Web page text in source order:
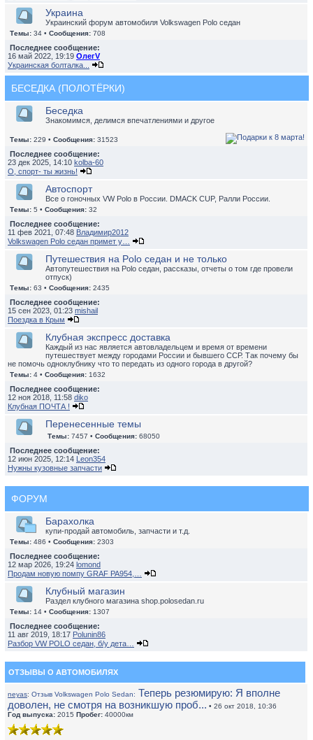
Украина
Украинский форум автомобиля Volkswagen Polo седан
Темы: 34 • Сообщения: 708
Последнее сообщение:
16 май 2022, 19:19 ОлегV
Украинская болталка...
БЕСЕДКА (ПОЛОТЁРКИ)
Беседка
Знакомимся, делимся впечатлениями и другое
Темы: 229 • Сообщения: 31523
Последнее сообщение:
23 дек 2025, 14:10 kolba-60
О, спорт- ты жизнь!
Автоспорт
Все о гоночных VW Polo в России. DMACK CUP, Ралли России.
Темы: 5 • Сообщения: 32
Последнее сообщение:
11 фев 2021, 07:48 Владимир2012
Volkswagen Polo седан примет у…
Путешествия на Polo седан и не только
Автопутешествия на Polo седан, рассказы, отчеты о том где провели
отпуск)
Темы: 63 • Сообщения: 2435
Последнее сообщение:
15 сен 2023, 01:23 mishail
Поездка в Крым
Клубная экспресс доставка
Каждый из нас является автовладельцем и время от времени
путешествует между городами России и бывшего ССР. Так почему бы
не помочь одноклубнику что то передать из одного города в другой?
Темы: 4 • Сообщения: 1632
Последнее сообщение:
12 ноя 2018, 11:58 diko
Клубная ПОЧТА !
Перенесенные темы
Темы: 7457 • Сообщения: 68050
Последнее сообщение:
12 июн 2025, 12:14 Leon354
Нужны кузовные запчасти
ФОРУМ
Барахолка
купи-продай автомобиль, запчасти и т.д.
Темы: 486 • Сообщения: 2303
Последнее сообщение:
12 мар 2026, 19:24 lomond
Продам новую помпу GRAF PA954,…
Клубный магазин
Раздел клубного магазина shop.polosedan.ru
Темы: 14 • Сообщения: 1307
Последнее сообщение:
11 авг 2019, 18:17 Polunin86
Разбор VW POLO седан, б/у дета…
ОТЗЫВЫ О АВТОМОБИЛЯХ
neyas: Отзыв Volkswagen Polo Sedan: Теперь резюмирую: Я вполне
доволен, не смотря на возникшую проб... • 26 окт 2018, 10:36
Год выпуска: 2015 Пробег: 40000км